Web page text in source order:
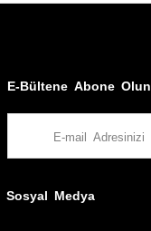
E-Bültene Abone Olun
Sosyal Medya